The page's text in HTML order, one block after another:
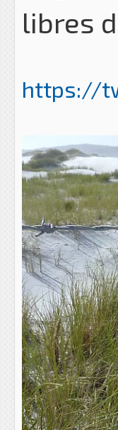
libres
https://